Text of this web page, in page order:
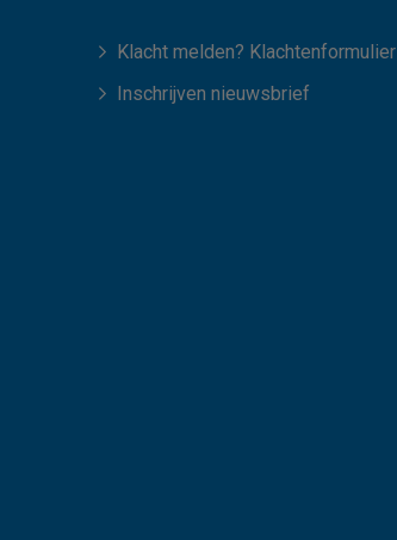
Klacht melden? Klachtenformulier
Inschrijven nieuwsbrief